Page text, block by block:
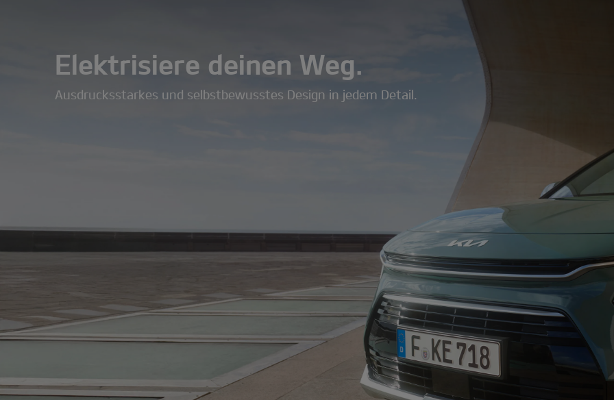
Elektrisiere deinen Weg.
Ausdrucksstarkes und selbstbewusstes Design in jedem Detail.